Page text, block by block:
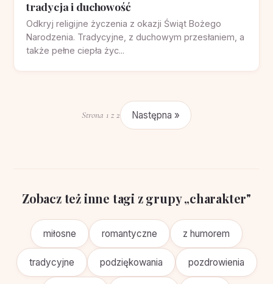
tradycja i duchowość
Odkryj religijne życzenia z okazji Świąt Bożego
Narodzenia. Tradycyjne, z duchowym przesłaniem, a
także pełne ciepła życ...
Strona 1 z 2 Następna »
Zobacz też inne tagi z grupy „charakter"
miłosne romantyczne z humorem
tradycyjne podziękowania pozdrowienia